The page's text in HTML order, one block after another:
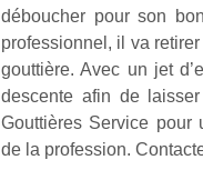
déboucher pour son
professionnel, il va
gouttière. Avec un jet
descente afin de laisser
Gouttières Service pour
de la profession.